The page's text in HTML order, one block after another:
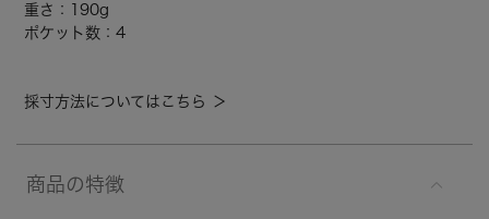
重さ：190g
ポケット数：4
採寸方法についてはこちら ＞
商品の特徴